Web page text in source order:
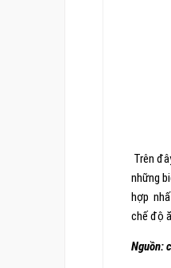
Trên
những
hợp
chế độ
Nguồn: